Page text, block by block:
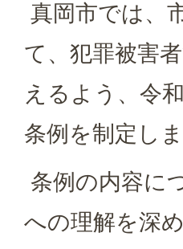
真岡市では、
て、犯罪被害
えるよう、令
条例を制定しま
条例の内容に
への理解を深